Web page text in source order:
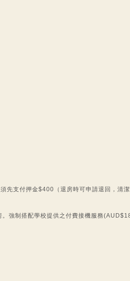
支付押金$400（退房時可申請退回，清
強制搭配學校提供之付費接機服務